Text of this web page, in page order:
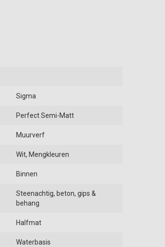
Sigma
Perfect Semi-Matt
Muurverf
Wit, Mengkleuren
Binnen
Steenachtig, beton, gips &
behang
Halfmat
Waterbasis